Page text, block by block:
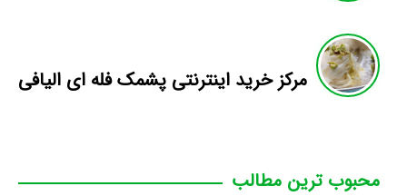
مرکز خرید اینترنتی پشمک فله ای الیافی
محبوب ترین مطالب